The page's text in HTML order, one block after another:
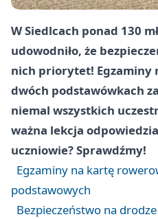
W Siedlcach ponad 130
udowodniło, że
nich priorytet! Egzaminy
dwóch podstawówkach
niemal wszystkich
ważna lekcja
uczniowie? Sprawdźmy!
Egzaminy na kartę
podstawowych
Bezpieczeństwo na